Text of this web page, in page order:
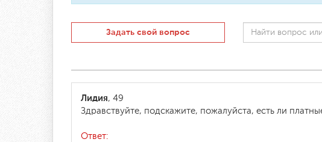
Задать свой вопрос
Лидия, 49
Здравствуйте, подскажите, пожалуйста, есть ли
Ответ: